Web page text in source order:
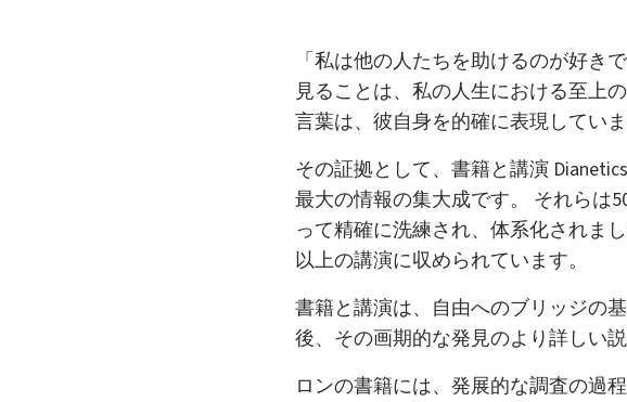
「私は他の人たちを助けるのが好き
見ることは、私の人生における至上
言葉は、彼自身を的確に表現していま
その証拠として、書籍と講演
最大の情報の集大成です。 それらは
って精確に洗練され、体系化されま
以上の講演に収められています。
書籍と講演は、自由へのブリッジの
後、その画期的な発見のより詳しい
ロンの書籍には、発展的な調査の過